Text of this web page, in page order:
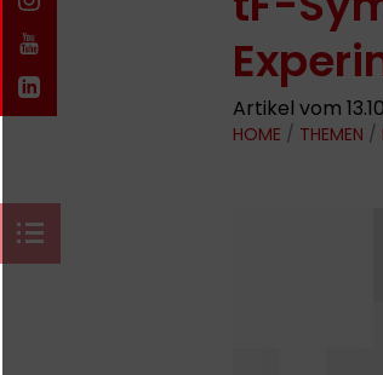
Artikel vom
HOME / THEMEN /